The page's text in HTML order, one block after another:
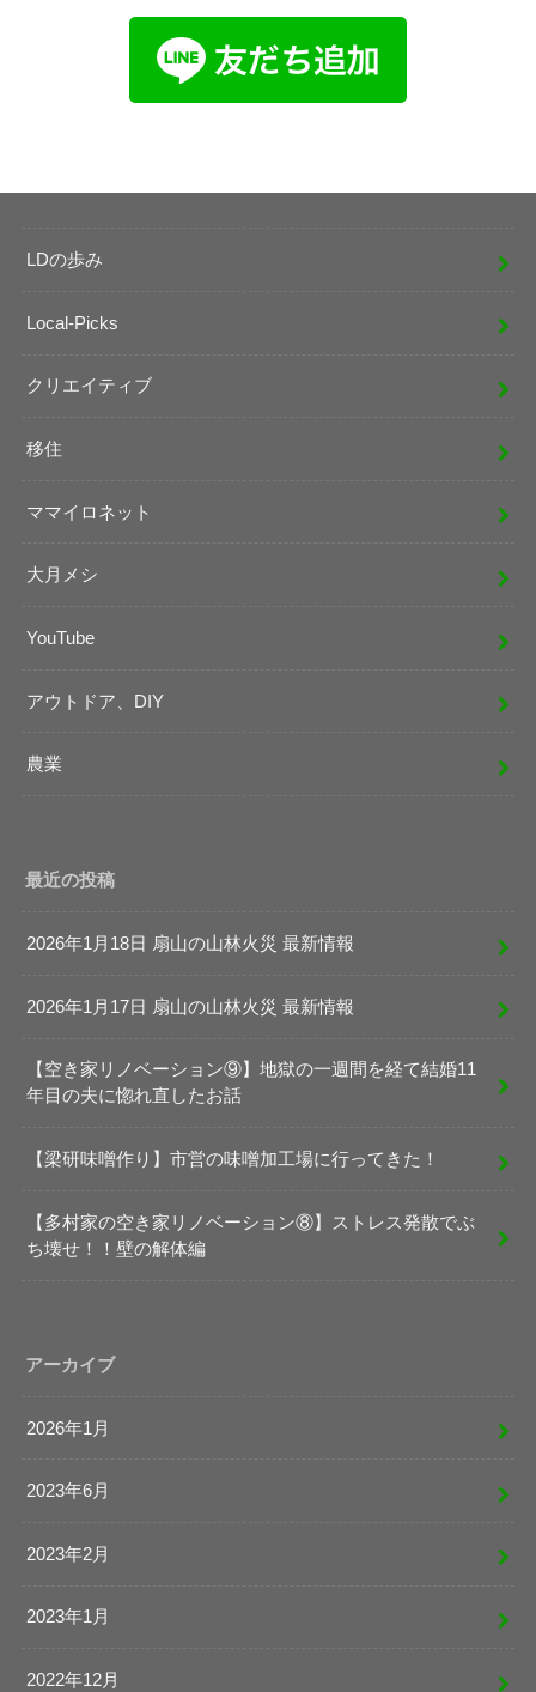
LDの歩み
Local-Picks
クリエイティブ
移住
ママイロネット
大月メシ
YouTube
アウトドア、DIY
農業
最近の投稿
2026年1月18日 扇山の山林火災 最新情報
2026年1月17日 扇山の山林火災 最新情報
【空き家リノベーション⑨】地獄の一週間を経て結婚11
年目の夫に惚れ直したお話
【梁研味噌作り】市営の味噌加工場に行ってきた！
【多村家の空き家リノベーション⑧】ストレス発散でぶ
ち壊せ！！壁の解体編
アーカイブ
2026年1月
2023年6月
2023年2月
2023年1月
2022年12月